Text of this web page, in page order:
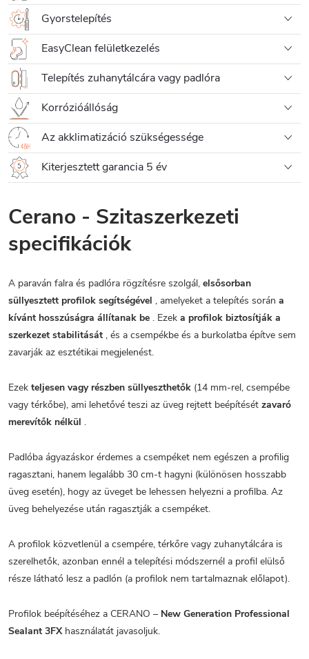
Gyorstelepítés
EasyClean felületkezelés
Telepítés zuhanytálcára vagy padlóra
Korrózióállóság
Az akklimatizáció szükségessége
Kiterjesztett garancia 5 év
Cerano - Szitaszerkezeti
specifikációk
A paraván falra és padlóra rögzítésre szolgál, elsősorban
süllyesztett profilok segítségével , amelyeket a telepítés során a
kívánt hosszúságra állítanak be . Ezek a profilok biztosítják a
szerkezet stabilitását , és a csempékbe és a burkolatba építve sem
zavarják az esztétikai megjelenést.
Ezek teljesen vagy részben süllyeszthetők (14 mm-rel, csempébe
vagy térkőbe), ami lehetővé teszi az üveg rejtett beépítését zavaró
merevítők nélkül .
Padlóba ágyazáskor érdemes a csempéket nem egészen a profilig
ragasztani, hanem legalább 30 cm-t hagyni (különösen hosszabb
üveg esetén), hogy az üveget be lehessen helyezni a profilba. Az
üveg behelyezése után ragasztják a csempéket.
A profilok közvetlenül a csempére, térkőre vagy zuhanytálcára is
szerelhetők, azonban ennél a telepítési módszernél a profil elülső
része látható lesz a padlón (a profilok nem tartalmaznak előlapot).
Profilok beépítéséhez a CERANO – New Generation Professional
Sealant 3FXhasználatát javasoljuk.